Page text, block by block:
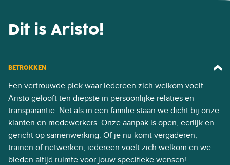
Dit is Aristo!
BETROKKEN
Een vertrouwde plek waar iedereen zich welkom voelt.
Aristo gelooft ten diepste in persoonlijke relaties en
transparantie. Net als in een familie staan we dicht bij onze
klanten en medewerkers. Onze aanpak is open, eerlijk en
gericht op samenwerking. Of je nu komt vergaderen,
trainen of netwerken, iedereen voelt zich welkom en we
bieden altijd ruimte voor jouw specifieke wensen!